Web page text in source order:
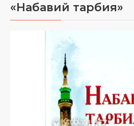
«Набавий тарбия»